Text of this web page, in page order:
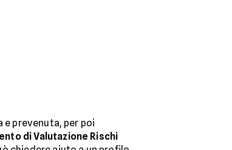
prevenuta, per poi
di Valutazione Rischi